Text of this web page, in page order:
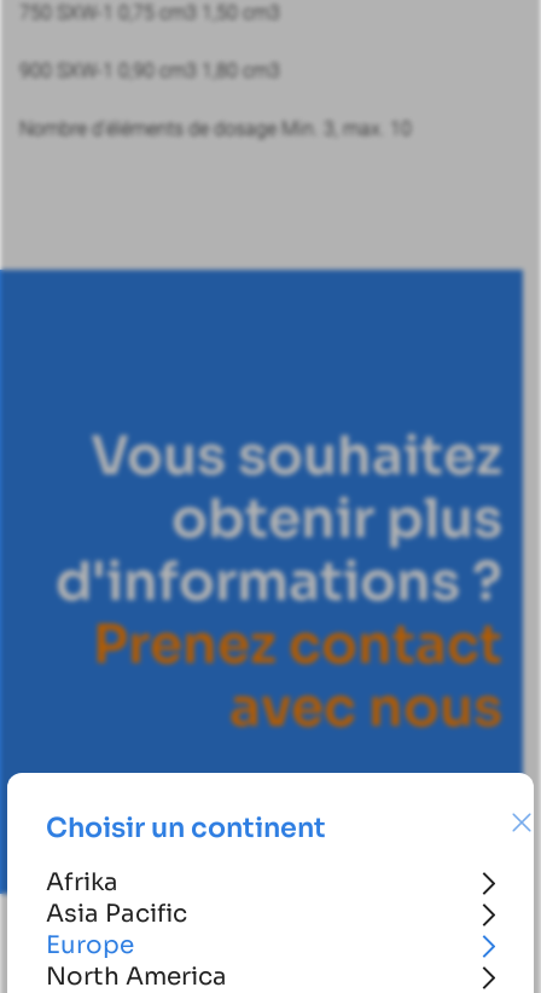
Choisir un continent
Afrika
Asia Pacific
Europe
North America
750 SXW-1 0,75 cm3 1,50 cm3
900 SXW-1 0,90 cm3 1,80 cm3
Nombre d’éléments de dosage Min. 3, max. 10
Vous souhaitez
obtenir plus
d'informations ?
Prenezcontact
avecnous